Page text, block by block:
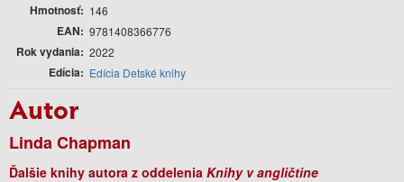
Hmotnosť 146
EAN 9781408366776
Rok vydania 2022
Edícia Edícia Detské knihy
Autor
Linda Chapman
Ďalšie knihy autora z oddelenia Knihy v angličtine